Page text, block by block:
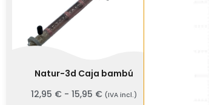
Natur-3d Caja bambú
12,95 € - 15,95 € (IVA incl.)